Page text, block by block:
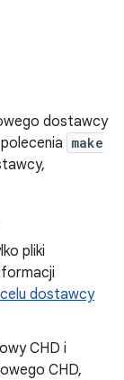
dostawcy
make
pliki
dostawcy
CHD i
CHD,